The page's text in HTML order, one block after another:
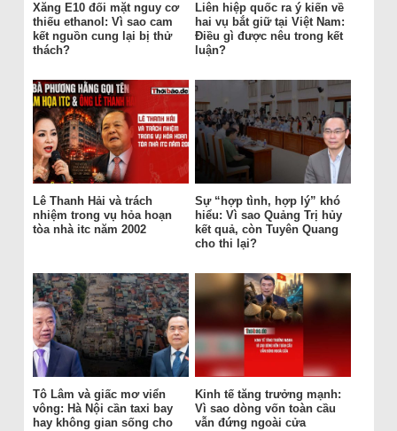
Xăng E10 đối mặt nguy cơ
thiếu ethanol: Vì sao cam
kết nguồn cung lại bị thử
thách?
Liên hiệp quốc ra ý kiến về
hai vụ bắt giữ tại Việt Nam:
Điều gì được nêu trong kết
luận?
Lê Thanh Hải và trách
nhiệm trong vụ hỏa hoạn
tòa nhà itc năm 2002
Sự “hợp tình, hợp lý” khó
hiểu: Vì sao Quảng Trị hủy
kết quả, còn Tuyên Quang
cho thi lại?
Tô Lâm và giấc mơ viển
vông: Hà Nội cần taxi bay
hay không gian sống cho
Kinh tế tăng trưởng mạnh:
Vì sao dòng vốn toàn cầu
vẫn đứng ngoài cửa